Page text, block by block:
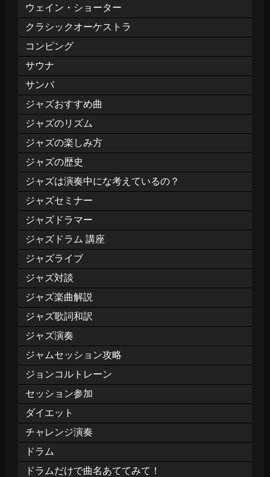
ウェイン・ショーター
クラシックオーケストラ
コンピング
サウナ
サンバ
ジャズおすすめ曲
ジャズのリズム
ジャズの楽しみ方
ジャズの歴史
ジャズは演奏中にな考えているの？
ジャズセミナー
ジャズドラマー
ジャズドラム 講座
ジャズライブ
ジャズ対談
ジャズ楽曲解説
ジャズ歌詞和訳
ジャズ演奏
ジャムセッション攻略
ジョンコルトレーン
セッション参加
ダイエット
チャレンジ演奏
ドラム
ドラムだけで曲名あててみて！